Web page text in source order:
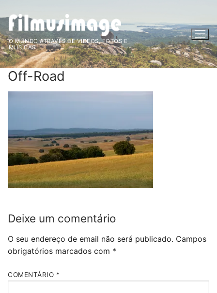
para
conteúdo
O MUNDO ATRAVÉS DE VIDEOS, FOTOS E
MÚSICAS
Off-Road
Deixe um comentário
O seu endereço de email não será publicado. Campos
obrigatórios marcados com *
COMENTÁRIO *